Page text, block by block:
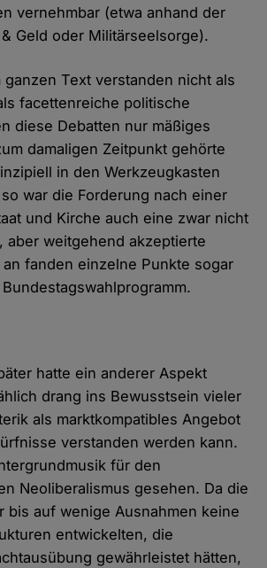
vernehmbar (etwa anhand der
Geld oder Militärseelsorge).
ganzen Text verstanden nicht als
facettenreiche politische
diese Debatten nur mäßiges
damaligen Zeitpunkt gehörte
in den Werkzeugkasten
war die Forderung nach einer
und Kirche auch eine zwar nicht
aber weitgehend akzeptierte
fanden einzelne Punkte sogar
hatte ein anderer Aspekt
drang ins Bewusstsein vieler
als marktkompatibles Angebot
verstanden werden kann.
für den
Neoliberalismus gesehen. Da die
bis auf wenige Ausnahmen keine
entwickelten, die
gewährleistet hätten,